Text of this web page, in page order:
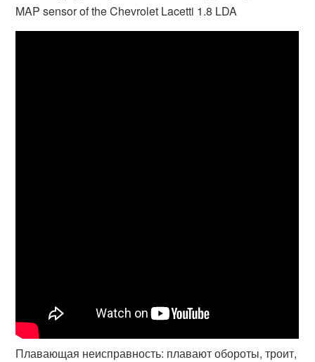
MAP sensor of the Chevrolet Lacetti 1.8 LDA
Плавающая неисправность: плавают обороты, троит,